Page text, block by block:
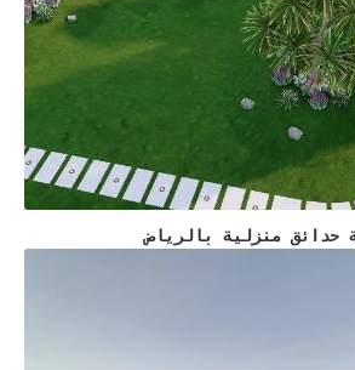
حدائق منزلية بالرياض